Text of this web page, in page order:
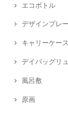
エコボトル
デザインプレ
キャリーケース
デイバッグリ
風呂敷
原画